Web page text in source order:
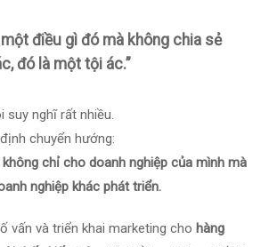
điều gì đó mà không chia sẻ
đó là một tội ác.”
suy nghĩ rất nhiều.
chuyển hướng:
chỉ cho doanh nghiệp của mình mà
nghiệp khác phát triển.
vấn và triển khai marketing cho hàng